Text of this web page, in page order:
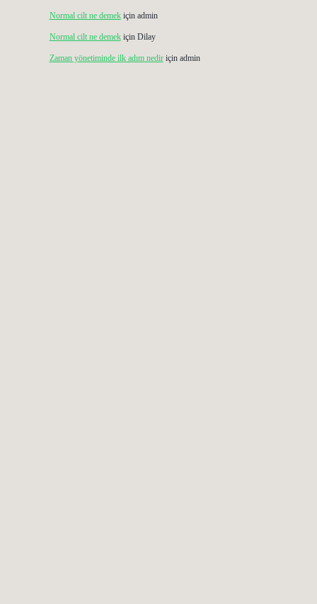
Normal cilt ne demekiçin admin
Normal cilt ne demekiçin Dilay
Zaman yönetiminde ilk adım nediriçin admin